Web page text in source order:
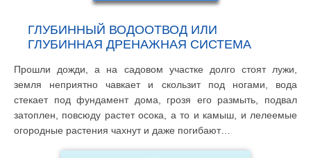
ГЛУБИННЫЙ ВОДООТВОД ИЛИ
ГЛУБИННАЯ ДРЕНАЖНАЯ СИСТЕМА
Прошли дожди, а на садовом участке долго стоят лужи,
земля неприятно чавкает и скользит под ногами, вода
стекает под фундамент дома, грозя его размыть, подвал
затоплен, повсюду растет осока, а то и камыш, и лелеемые
огородные растения чахнут и даже погибают…